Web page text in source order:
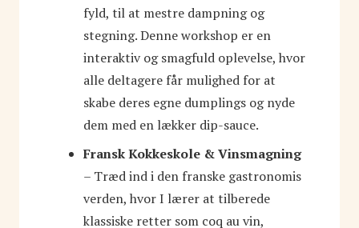
fyld, til at mestre dampning og
stegning. Denne workshop er en
interaktiv og smagfuld oplevelse, hvor
alle deltagere får mulighed for at
skabe deres egne dumplings og nyde
dem med en lækker dip-sauce.
Fransk Kokkeskole & Vinsmagning
– Træd ind i den franske gastronomis
verden, hvor I lærer at tilberede
klassiske retter som coq au vin,